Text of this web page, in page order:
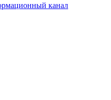
канал